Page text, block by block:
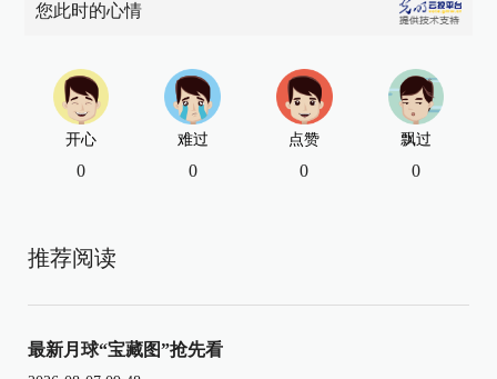
您此时的心情
开心
0
难过
0
点赞
0
飘过
0
推荐阅读
最新月球“宝藏图”抢先看